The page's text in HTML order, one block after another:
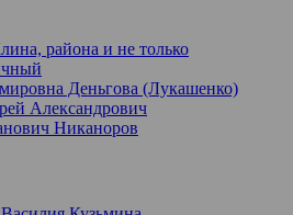
района и не только
Деньгова (Лукашенко)
Александрович
Никаноров